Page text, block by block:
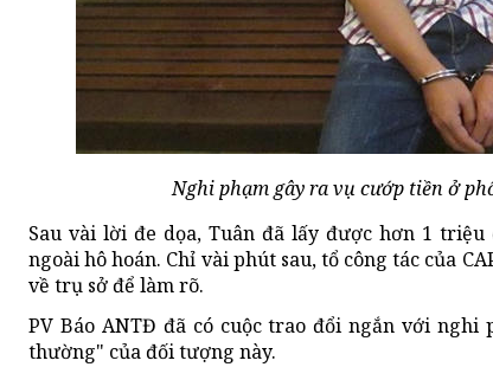
Nghi phạm gây ra vụ cướp tiền ở
Sau vài lời đe dọa, Tuân đã lấy được hơn 1
ngoài hô hoán. Chỉ vài phút sau, tổ công tác của
về trụ sở để làm rõ.
PV Báo ANTĐ đã có cuộc trao đổi ngắn với
thường" của đối tượng này.